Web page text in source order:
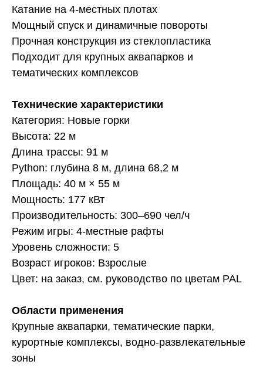
Катание на 4-местных плотах
Мощный спуск и динамичные повороты
Прочная конструкция из стеклопластика
Подходит для крупных аквапарков и
тематических комплексов
Технические характеристики
Категория: Новые горки
Высота: 22 м
Длина трассы: 91 м
Python: глубина 8 м, длина 68,2 м
Площадь: 40 м × 55 м
Мощность: 177 кВт
Производительность: 300–690 чел/ч
Режим игры: 4-местные рафты
Уровень сложности: 5
Возраст игроков: Взрослые
Цвет: на заказ, см. руководство по цветам PAL
Области применения
Крупные аквапарки, тематические парки,
курортные комплексы, водно-развлекательные
зоны